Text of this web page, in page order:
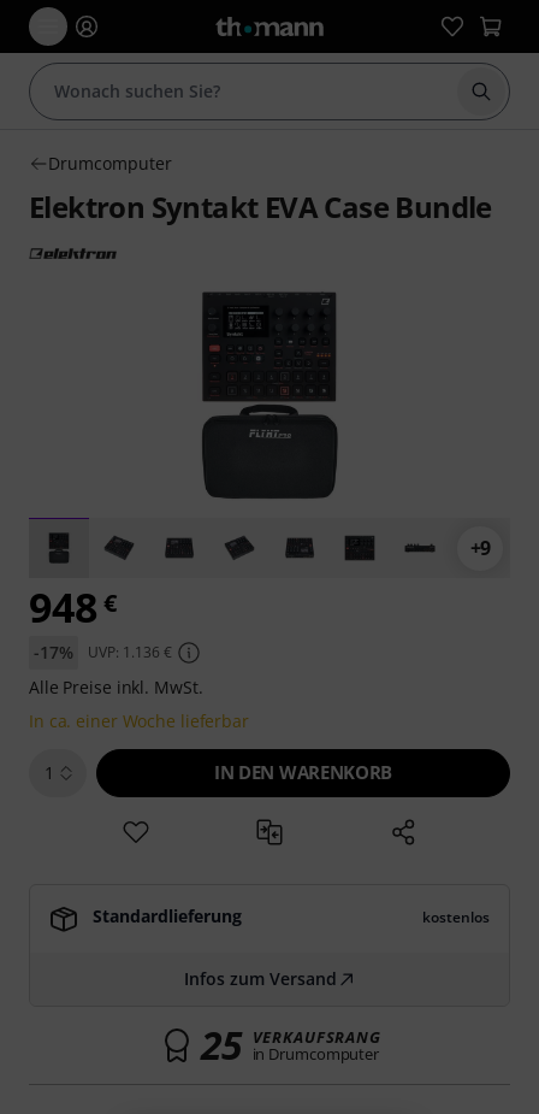
Suche
Drumcomputer
Elektron Syntakt EVA Case Bundle
+9
948 €
-17% UVP: 1.136 €
Alle Preise inkl. MwSt.
In ca. einer Woche lieferbar
1 IN DEN WARENKORB
Standardlieferung kostenlos
Infos zum Versand
25 VERKAUFSRANG
in Drumcomputer